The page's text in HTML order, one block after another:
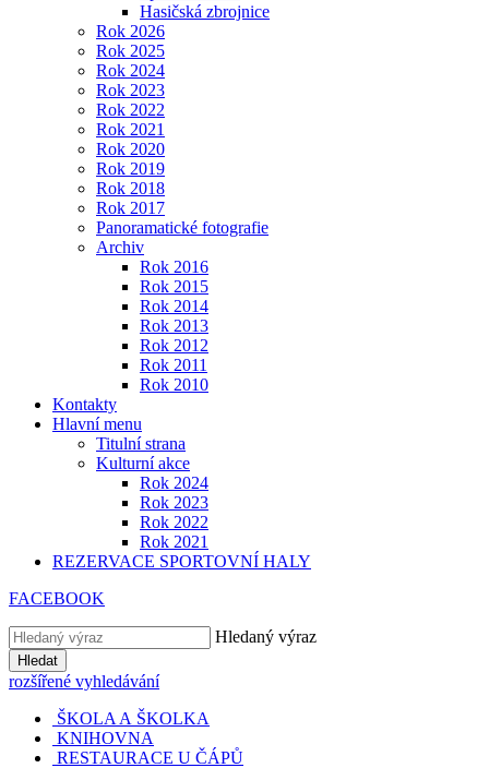
Hasičská zbrojnice
Rok 2026
Rok 2025
Rok 2024
Rok 2023
Rok 2022
Rok 2021
Rok 2020
Rok 2019
Rok 2018
Rok 2017
Panoramatické fotografie
Archiv
Rok 2016
Rok 2015
Rok 2014
Rok 2013
Rok 2012
Rok 2011
Rok 2010
Kontakty
Hlavní menu
Titulní strana
Kulturní akce
Rok 2024
Rok 2023
Rok 2022
Rok 2021
REZERVACE SPORTOVNÍ HALY
FACEBOOK
Hledaný výraz
Hledat
rozšířené vyhledávání
ŠKOLA A ŠKOLKA
KNIHOVNA
RESTAURACE U ČÁPŮ